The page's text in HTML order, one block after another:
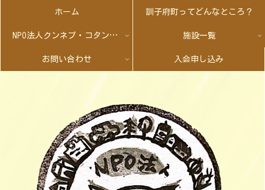
ホーム 訓子府町ってどんなところ？
NPO法人クンネプ・コタンとは 施設一覧
お問い合わせ 入会申し込み